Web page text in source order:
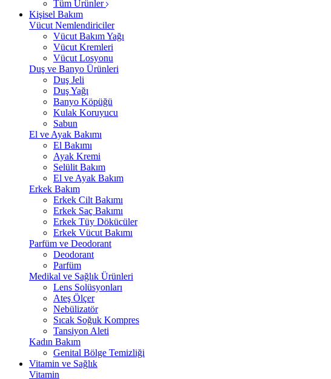
Tüm Ürünler
Kişisel Bakım
Vücut Nemlendiriciler
Vücut Bakım Yağı
Vücut Kremleri
Vücut Losyonu
Duş ve Banyo Ürünleri
Duş Jeli
Duş Yağı
Banyo Köpüğü
Kulak Koruyucu
Sabun
El ve Ayak Bakımı
El Bakımı
Ayak Kremi
Selülit Bakım
El ve Ayak Bakım
Erkek Bakım
Erkek Cilt Bakımı
Erkek Saç Bakımı
Erkek Tüy Dökücüler
Erkek Vücut Bakımı
Parfüm ve Deodorant
Deodorant
Parfüm
Medikal ve Sağlık Ürünleri
Lens Solüsyonları
Ateş Ölçer
Nebülizatör
Sıcak Soğuk Kompres
Tansiyon Aleti
Kadın Bakım
Genital Bölge Temizliği
Vitamin ve Sağlık
Vitamin